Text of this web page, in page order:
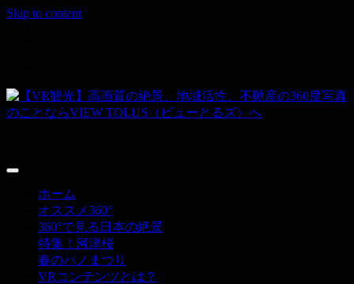
Skip to content
不動産の360度写真のことならVIEW
TOLUS（ビューとるズ）へ
ホーム
オススメ360°
360°で見る日本の絶景
特集！河津桜
春のパノまつり
VRコンテンツとは？